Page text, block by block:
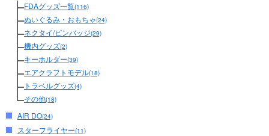
FDAグッズ一覧(116)
ぬいぐるみ・おもちゃ(24)
ネクタイ/ピンバッジ(29)
機内グッズ(2)
キーホルダー(39)
エアクラフトモデル(18)
トラベルグッズ(4)
その他(18)
AIR DO(24)
スターフライヤー(11)